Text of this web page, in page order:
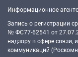
Информационное
Запись о регистрации
№ ФС77-62541 от
надзору в сфере
коммуникаций